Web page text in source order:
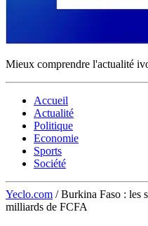
Mieux comprendre l'actualité
Accueil
Actualité
Politique
Economie
Sports
Société
Yeclo.com / Burkina Faso : les
milliards de FCFA